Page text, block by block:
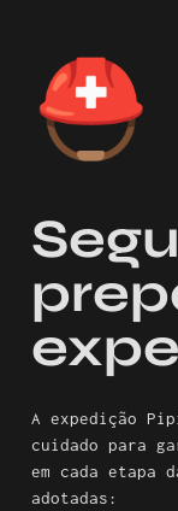
⛑️
A expedição
cuidado para
em cada etapa
adotadas: